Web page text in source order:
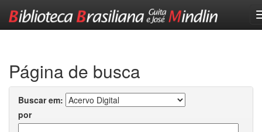
Página de busca
Buscar em:
por